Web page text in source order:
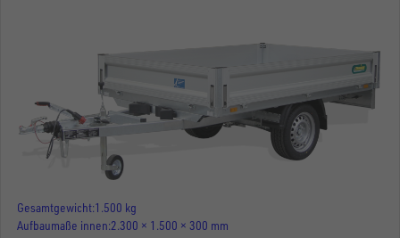
Gesamtgewicht 1.500 kg
Aufbaumaße innen 2.300 × 1.500 × 300 mm